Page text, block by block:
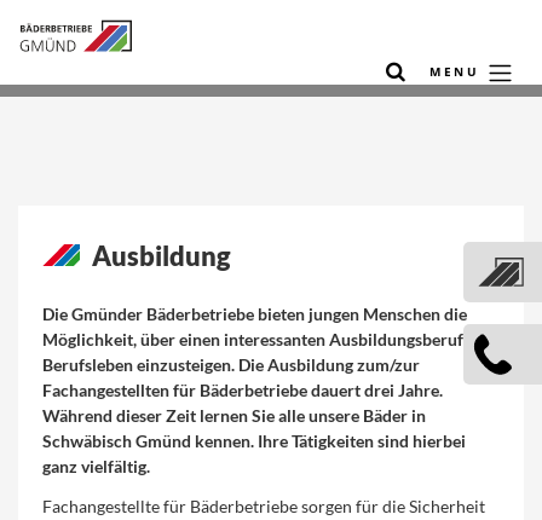
MENU
Ausbildung
Die Gmünder Bäderbetriebe bieten jungen Menschen die
Möglichkeit, über einen interessanten Ausbildungsberuf ins
Berufsleben einzusteigen. Die Ausbildung zum/zur
Fachangestellten für Bäderbetriebe dauert drei Jahre.
Während dieser Zeit lernen Sie alle unsere Bäder in
Schwäbisch Gmünd kennen. Ihre Tätigkeiten sind hierbei
ganz vielfältig.
Fachangestellte für Bäderbetriebe sorgen für die Sicherheit